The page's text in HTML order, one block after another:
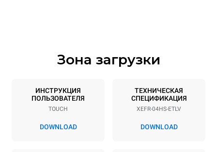
Спецификации противней
4 460x330
Расстояние между лотками
75 mm
Зона загрузки
ИНСТРУКЦИЯ
ПОЛЬЗОВАТЕЛЯ
TOUCH
DOWNLOAD
ТЕХНИЧЕСКАЯ
СПЕЦИФИКАЦИЯ
XEFR-04HS-ETLV
DOWNLOAD